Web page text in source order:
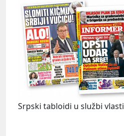
Srpski tabloidi u službi vlasti